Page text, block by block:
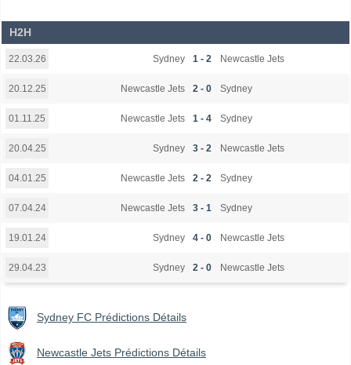
H2H
22.03.26 Sydney 1 - 2 Newcastle Jets
20.12.25 Newcastle Jets 2 - 0 Sydney
01.11.25 Newcastle Jets 1 - 4 Sydney
20.04.25 Sydney 3 - 2 Newcastle Jets
04.01.25 Newcastle Jets 2 - 2 Sydney
07.04.24 Newcastle Jets 3 - 1 Sydney
19.01.24 Sydney 4 - 0 Newcastle Jets
29.04.23 Sydney 2 - 0 Newcastle Jets
Sydney FC Prédictions Détails
Newcastle Jets Prédictions Détails